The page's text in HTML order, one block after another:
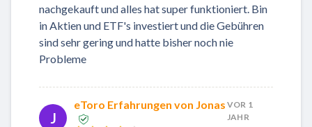
nachgekauft und alles hat super funktioniert. Bin
in Aktien und ETF's investiert und die Gebühren
sind sehr gering und hatte bisher noch nie
Probleme
J
eToro Erfahrungen von Jonas VOR 1
JAHR